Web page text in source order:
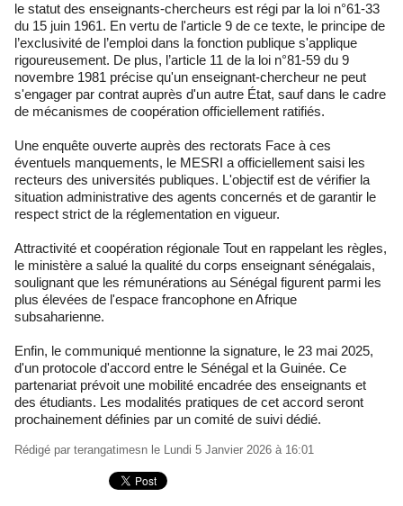
le statut des enseignants-chercheurs est régi par la loi n°61-33
du 15 juin 1961. En vertu de l'article 9 de ce texte, le principe de
l’exclusivité de l’emploi dans la fonction publique s'applique
rigoureusement. De plus, l’article 11 de la loi n°81-59 du 9
novembre 1981 précise qu'un enseignant-chercheur ne peut
s'engager par contrat auprès d'un autre État, sauf dans le cadre
de mécanismes de coopération officiellement ratifiés.
Une enquête ouverte auprès des rectorats Face à ces
éventuels manquements, le MESRI a officiellement saisi les
recteurs des universités publiques. L'objectif est de vérifier la
situation administrative des agents concernés et de garantir le
respect strict de la réglementation en vigueur.
Attractivité et coopération régionale Tout en rappelant les règles,
le ministère a salué la qualité du corps enseignant sénégalais,
soulignant que les rémunérations au Sénégal figurent parmi les
plus élevées de l'espace francophone en Afrique
subsaharienne.
Enfin, le communiqué mentionne la signature, le 23 mai 2025,
d'un protocole d'accord entre le Sénégal et la Guinée. Ce
partenariat prévoit une mobilité encadrée des enseignants et
des étudiants. Les modalités pratiques de cet accord seront
prochainement définies par un comité de suivi dédié.
Rédigé par terangatimesn le Lundi 5 Janvier 2026 à 16:01